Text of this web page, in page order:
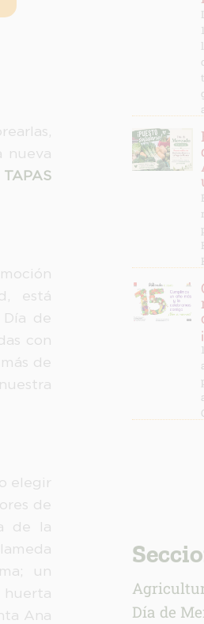
nueva
TAPAS
está
de
con
de
elegir
de
de la
un
huerta
Ana
Día de